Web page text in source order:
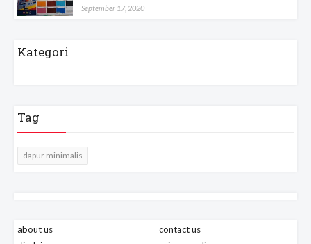
September 17, 2020
Kategori
Tag
dapur minimalis
about us
contact us